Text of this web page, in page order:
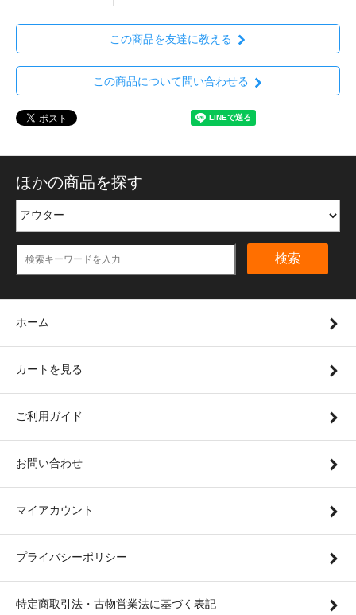
この商品を友達に教える
この商品について問い合わせる
ほかの商品を探す
検索
ホーム
カートを見る
ご利用ガイド
お問い合わせ
マイアカウント
プライバシーポリシー
特定商取引法・古物営業法に基づく表記